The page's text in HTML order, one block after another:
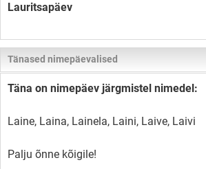
Lauritsapäev
Tänased nimepäevalised
Täna on nimepäev järgmistel nimedel:
Laine, Laina, Lainela, Laini, Laive, Laivi
Palju õnne kõigile!